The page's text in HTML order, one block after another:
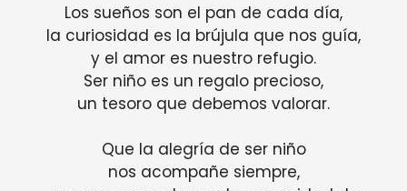
Los sueños son el pan de cada día,
la curiosidad es la brújula que nos guía,
y el amor es nuestro refugio.
Ser niño es un regalo precioso,
un tesoro que debemos valorar.
Que la alegría de ser niño
nos acompañe siempre,